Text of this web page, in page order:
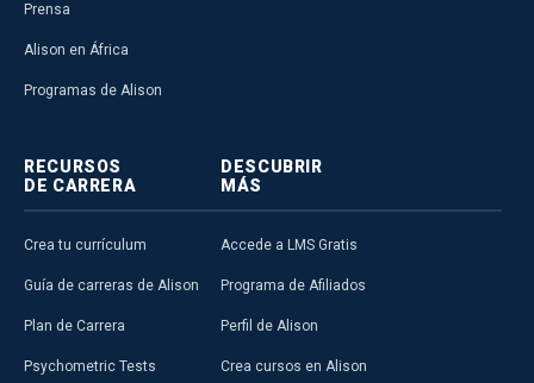
Prensa
Alison en África
Programas de Alison
RECURSOS
DE CARRERA
Crea tu currículum
Guía de carreras de Alison
Plan de Carrera
Psychometric Tests
DESCUBRIR
MÁS
Accede a LMS Gratis
Programa de Afiliados
Perfil de Alison
Crea cursos en Alison